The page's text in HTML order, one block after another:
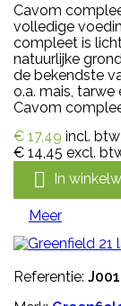
Cavom
volledige
compleet is
natuurlijke
de bekendste
o.a. mais,
Cavom
€ 17,49 incl. btw
€ 14,45 excl.
 In
Meer
Referentie: